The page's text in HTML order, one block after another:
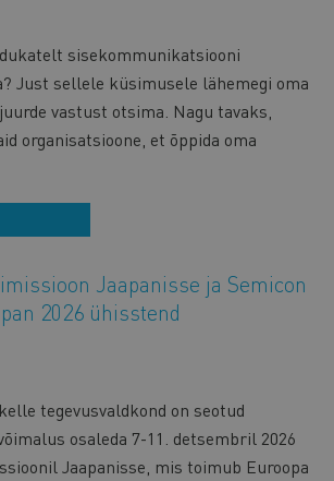
sisekommunikatsiooni
Just sellele küsimusele lähemegi oma
vastust otsima. Nagu tavaks,
organisatsioone, et õppida oma
Jaapanisse ja Semicon
2026 ühisstend
tegevusvaldkond on seotud
osaleda 7-11. detsembril 2026
Jaapanisse, mis toimub Euroopa